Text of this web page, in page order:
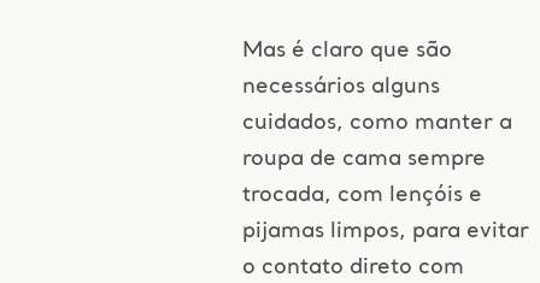
Mas é claro que são
necessários alguns
cuidados, como manter a
roupa de cama sempre
trocada, com lençóis e
pijamas limpos, para evitar
o contato direto com